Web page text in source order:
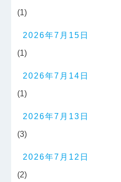
(1)
2026年7月15日
(1)
2026年7月14日
(1)
2026年7月13日
(3)
2026年7月12日
(2)